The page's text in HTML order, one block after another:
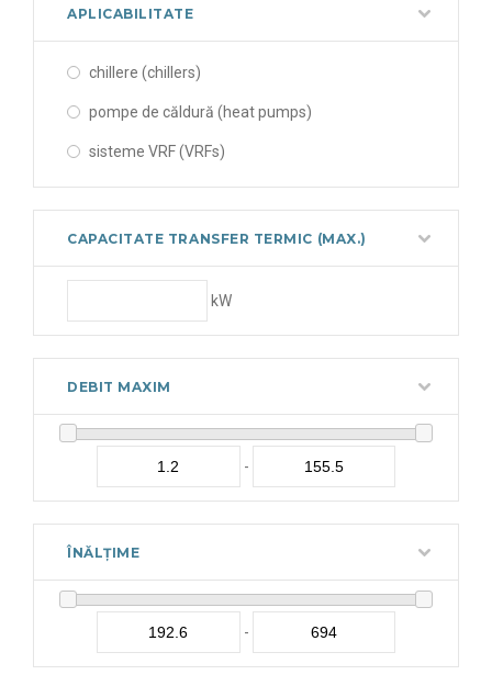
APLICABILITATE
chillere (chillers)
pompe de căldură (heat pumps)
sisteme VRF (VRFs)
CAPACITATE TRANSFER TERMIC (MAX.)
kW
DEBIT MAXIM
-
ÎNĂLȚIME
-